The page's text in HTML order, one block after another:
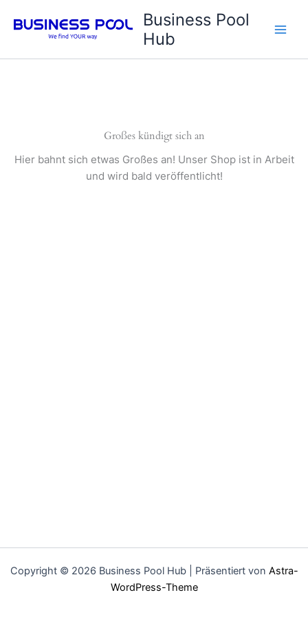
Inhalt
Business Pool
Hub
Großes kündigt sich an
Hier bahnt sich etwas Großes an! Unser Shop ist in Arbeit
und wird bald veröffentlicht!
Copyright © 2026 Business Pool Hub | Präsentiert von Astra-
WordPress-Theme